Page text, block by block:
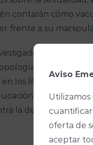
contarán cómo
frente a su
de la
María
los libros; Marina
y Aurora
la
Aviso
cuantificar
oferta de
aceptar